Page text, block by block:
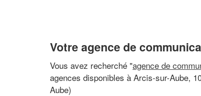
Votre agence de
Vous avez recherché "agence de
agences disponibles à Arcis-sur-Aube,
Aube)